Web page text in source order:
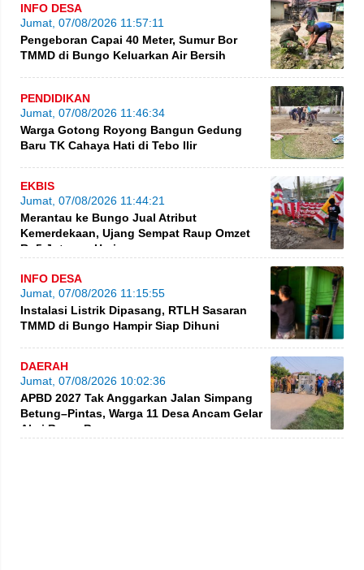
INFO DESA
Jumat, 07/08/2026 11:57:11
Pengeboran Capai 40 Meter, Sumur Bor
TMMD di Bungo Keluarkan Air Bersih
PENDIDIKAN
Jumat, 07/08/2026 11:46:34
Warga Gotong Royong Bangun Gedung
Baru TK Cahaya Hati di Tebo Ilir
EKBIS
Jumat, 07/08/2026 11:44:21
Merantau ke Bungo Jual Atribut
Kemerdekaan, Ujang Sempat Raup Omzet
Rp5 Juta per Hari
INFO DESA
Jumat, 07/08/2026 11:15:55
Instalasi Listrik Dipasang, RTLH Sasaran
TMMD di Bungo Hampir Siap Dihuni
DAERAH
Jumat, 07/08/2026 10:02:36
APBD 2027 Tak Anggarkan Jalan Simpang
Betung–Pintas, Warga 11 Desa Ancam Gelar
Aksi Besar-Besaran